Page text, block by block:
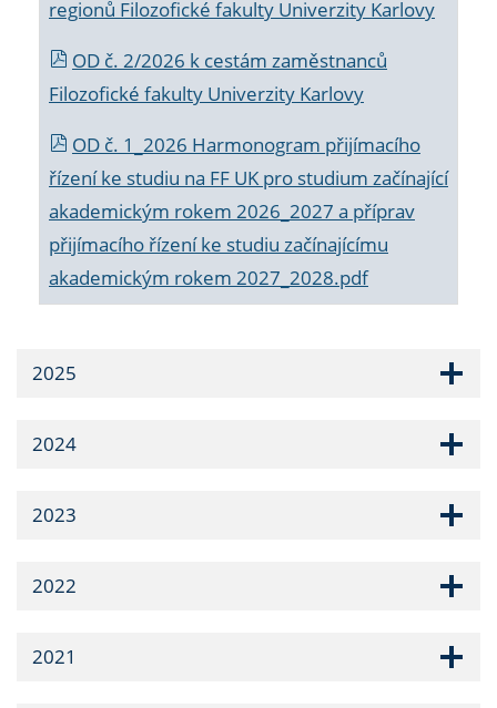
regionů Filozofické fakulty Univerzity Karlovy
OD č. 2/2026 k cestám zaměstnanců
Filozofické fakulty Univerzity Karlovy
OD č. 1_2026 Harmonogram přijímacího
řízení ke studiu na FF UK pro studium začínající
akademickým rokem 2026_2027 a příprav
přijímacího řízení ke studiu začínajícímu
akademickým rokem 2027_2028.pdf
2025
2024
2023
2022
2021